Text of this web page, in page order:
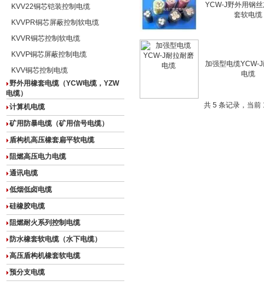
KVV22铜芯铠装控制电缆
KVVPR铜芯屏蔽控制软电缆
KVVR铜芯控制软电缆
KVVP铜芯屏蔽控制电缆
KVV铜芯控制电缆
野外用橡套电缆（YCW电缆，YZW
电缆）
计算机电缆
矿用防暴电缆（矿用信号电缆）
盾构机高压橡套扁平软电缆
阻燃高压电力电缆
通讯电缆
低烟低卤电缆
硅橡胶电缆
阻燃耐火系列控制电缆
防水橡套软电缆（水下电缆）
高压盾构机橡套软电缆
预分支电缆
YCW-J野外用钢
套软电缆
加强型电缆YCW-
电缆
共 5 条记录，当